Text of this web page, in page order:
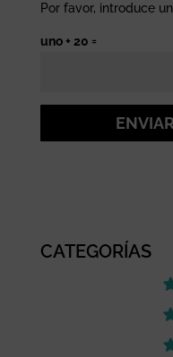
Por favor, introduce
uno + 20 =
CATEGORÍAS